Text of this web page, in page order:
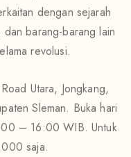
dengan sejarah
barang-barang lain
revolusi.
Utara, Jongkang,
Sleman. Buka hari
– 16:00 WIB. Untuk
saja.